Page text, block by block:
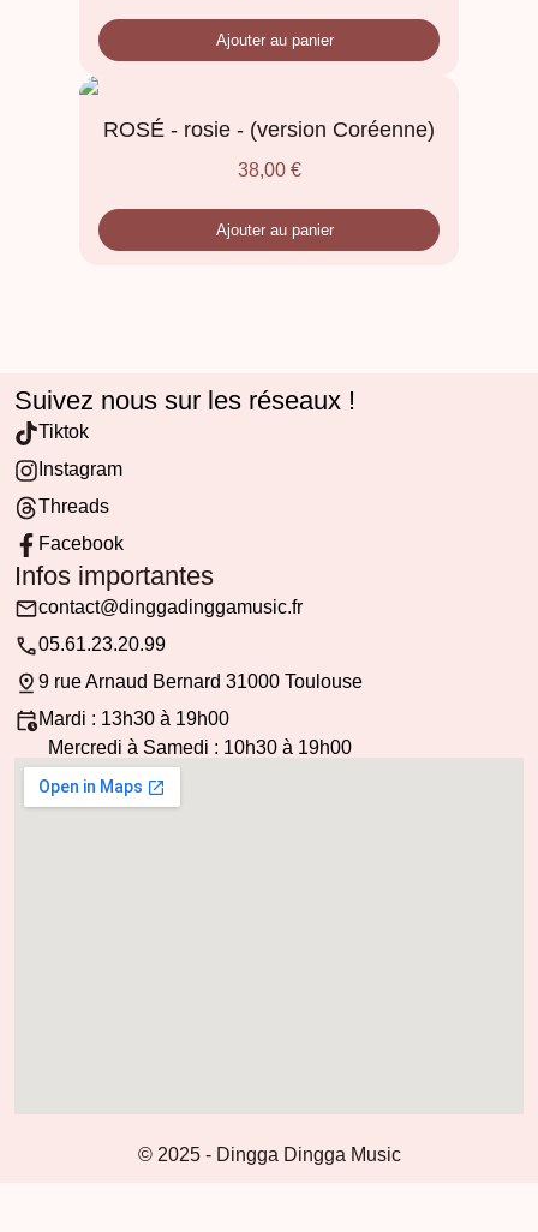
Ajouter au panier
ROSÉ - rosie - (version Coréenne)
38,00 €
Ajouter au panier
Suivez nous sur les réseaux !
Tiktok
Instagram
Threads
Facebook
Infos importantes
contact@dinggadinggamusic.fr
05.61.23.20.99
9 rue Arnaud Bernard 31000 Toulouse
Mardi : 13h30 à 19h00
Mercredi à Samedi : 10h30 à 19h00
© 2025 - Dingga Dingga Music